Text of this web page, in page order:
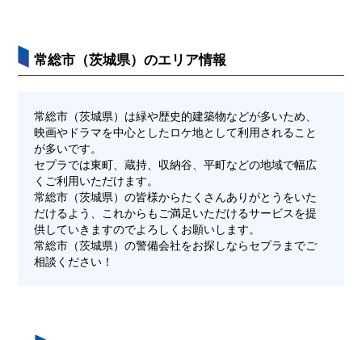
常総市（茨城県）のエリア情報
常総市（茨城県）は緑や歴史的建築物などが多いため、
映画やドラマを中心としたロケ地として利用されること
が多いです。
セプラでは東町、蔵持、収納谷、平町などの地域で幅広
くご利用いただけます。
常総市（茨城県）の皆様からたくさんありがとうをいた
だけるよう、これからもご満足いただけるサービスを提
供していきますのでよろしくお願いします。
常総市（茨城県）の警備会社をお探しならセプラまでご
相談ください！